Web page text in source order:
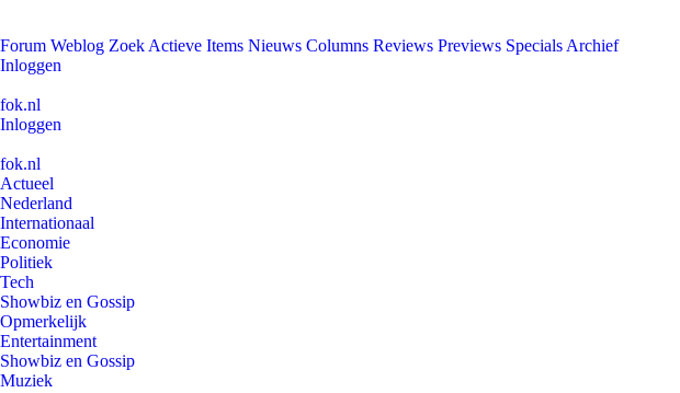
Forum Weblog Zoek Actieve Items Nieuws Columns Reviews Previews Specials Archief
Inloggen
fok.nl
Inloggen
fok.nl
Actueel
Nederland
Internationaal
Economie
Politiek
Tech
Showbiz en Gossip
Opmerkelijk
Entertainment
Showbiz en Gossip
Muziek